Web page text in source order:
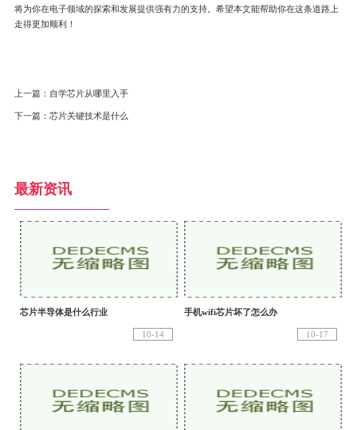
将为你在电子领域的探索和发展提供强有力的支持。希望本文能帮助你在这条道路上
走得更加顺利！
上一篇： 自学芯片从哪里入手
下一篇： 芯片关键技术是什么
最新资讯
芯片半导体是什么行业
10-14
手机wifi芯片坏了怎么办
10-17